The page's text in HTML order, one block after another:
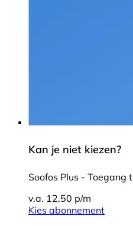
Kan je niet kiezen?
Soofos Plus - Toegang
v.a. 12,50 p/m
Kies abonnement